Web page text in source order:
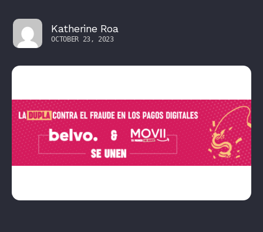
Katherine Roa
OCTOBER 23, 2023